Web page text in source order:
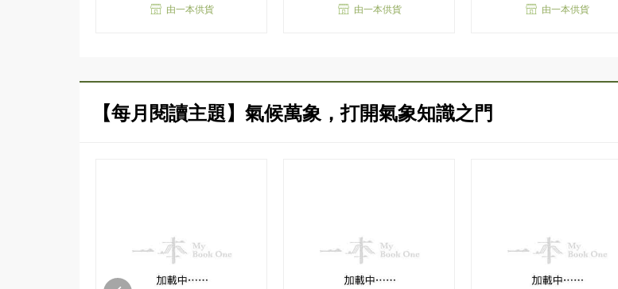
由一本供貨
由一本供貨
由一本供貨
【每月閱讀主題】氣候萬象，打開氣象知識之門